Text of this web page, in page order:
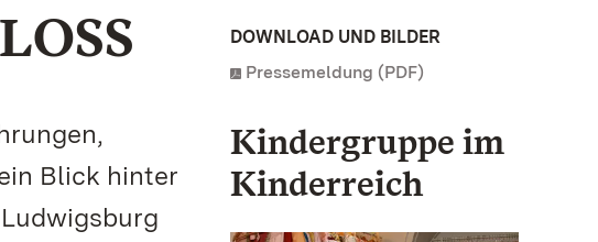
Blick hinter
DOWNLOAD UND BILDER
Pressemeldung (PDF)
Kindergruppe im
Kinderreich